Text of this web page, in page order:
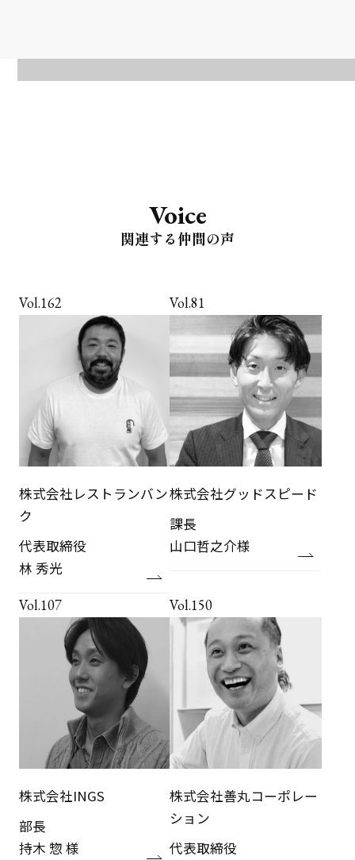
Voice
関連する仲間の声
Vol.162
株式会社レストランバン
ク
代表取締役
林 秀光
Vol.81
株式会社グッドスピード
課長
山口哲之介様
Vol.107
株式会社INGS
部長
持木 惣 様
Vol.150
株式会社善丸コーポレー
ション
代表取締役